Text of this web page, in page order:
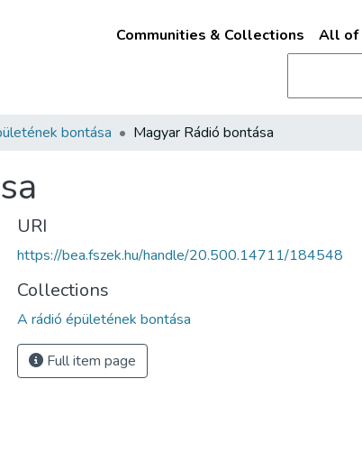
Communities & Collections All of
bontása Magyar Rádió bontása
URI
https://bea.fszek.hu/handle/20.500.14711/184548
Collections
A rádió épületének bontása
Full item page